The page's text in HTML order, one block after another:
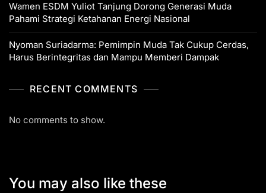
Wamen ESDM Yuliot Tanjung Dorong Generasi Muda
Pahami Strategi Ketahanan Energi Nasional
Nyoman Suriadarma: Pemimpin Muda Tak Cukup Cerdas,
Harus Berintegritas dan Mampu Memberi Dampak
RECENT COMMENTS
No comments to show.
You may also like these